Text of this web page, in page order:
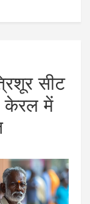
सीट
केरल में